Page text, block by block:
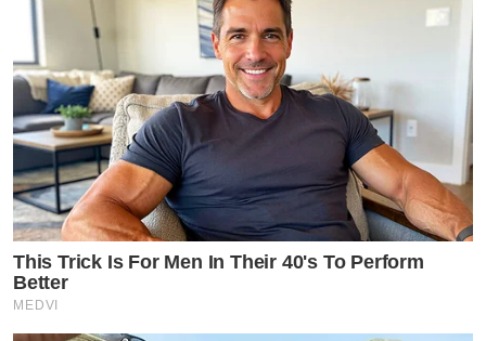
This Trick Is For Men In Their 40's To Perform
Better
MEDVI